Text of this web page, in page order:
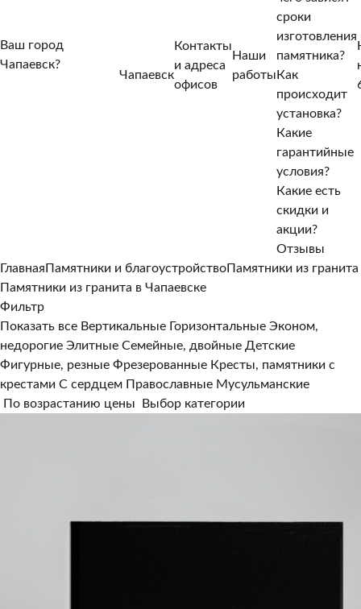
Ваш город
Чапаевск?
Чапаевск
Контакты
и адреса
офисов
Наши
работы
сроки
изготовления
памятника?
Как
происходит
установка?
Какие
гарантийные
условия?
Какие есть
скидки и
акции?
Отзывы
Главная Памятники и благоустройствоПамятники из гранита
Памятники из гранита в Чапаевске
Фильтр
Показать все Вертикальные Горизонтальные Эконом,
недорогие Элитные Семейные, двойные Детские
Фигурные, резные Фрезерованные Кресты, памятники с
крестами С сердцем Православные Мусульманские
По возрастанию цены
Выбор категории